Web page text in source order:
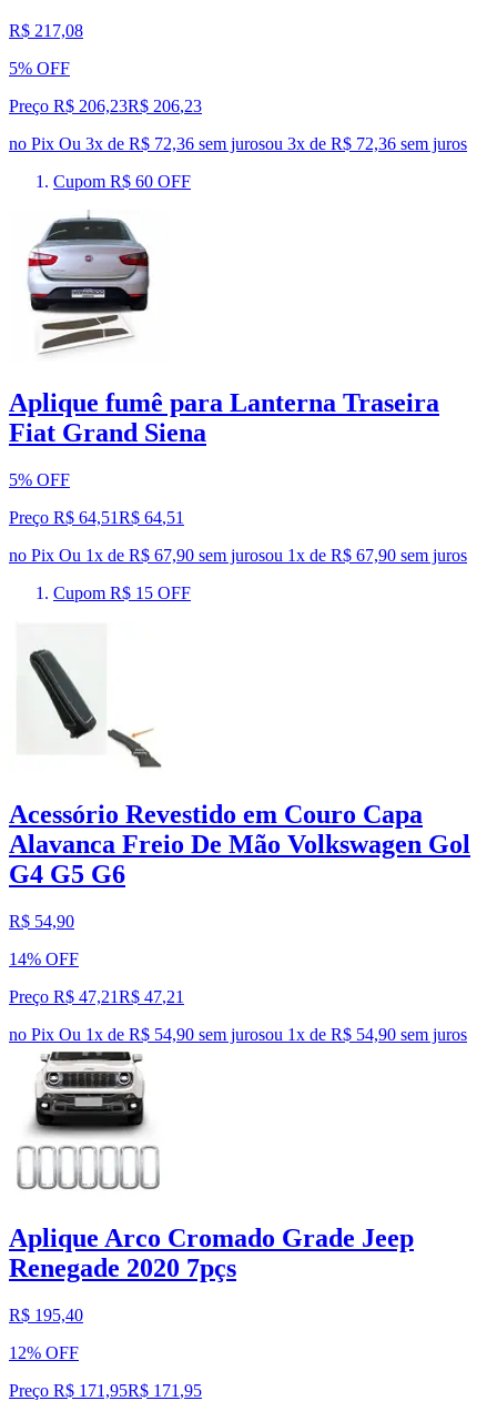
R$ 217,08
5% OFF
Preço R$ 206,23R$ 206,23
no Pix Ou 3x de R$ 72,36 sem jurosou 3x de R$ 72,36 sem juros
Cupom R$ 60 OFF
Aplique fumê para Lanterna Traseira
Fiat Grand Siena
5% OFF
Preço R$ 64,51R$ 64,51
no Pix Ou 1x de R$ 67,90 sem jurosou 1x de R$ 67,90 sem juros
Cupom R$ 15 OFF
Acessório Revestido em Couro Capa
Alavanca Freio De Mão Volkswagen Gol
G4 G5 G6
R$ 54,90
14% OFF
Preço R$ 47,21R$ 47,21
no Pix Ou 1x de R$ 54,90 sem jurosou 1x de R$ 54,90 sem juros
Aplique Arco Cromado Grade Jeep
Renegade 2020 7pçs
R$ 195,40
12% OFF
Preço R$ 171,95R$ 171 ,95